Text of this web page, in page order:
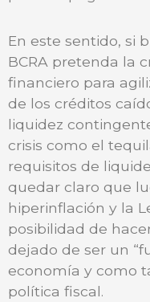
En este sentido, si
BCRA pretenda la
financiero para
de los créditos
liquidez
crisis como el
requisitos de
quedar claro que
hiperinflación y la
posibilidad de
dejado de ser un
economía y como
política fiscal.